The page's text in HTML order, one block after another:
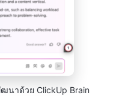
นาด้วย ClickUp Brain